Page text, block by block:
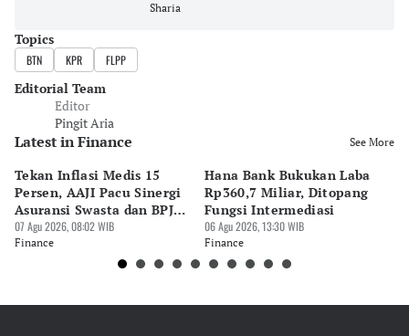
Sharia
Topics
BTN KPR FLPP
Editorial Team
Editor
Pingit Aria
Latest in Finance See More
Tekan Inflasi Medis 15
Persen, AAJI Pacu Sinergi
Asuransi Swasta dan BPJS
Kesehatan
07 Agu 2026, 08:02 WIB
Finance
Hana Bank Bukukan Laba
Rp360,7 Miliar, Ditopang
Fungsi Intermediasi
06 Agu 2026, 13:30 WIB
Finance